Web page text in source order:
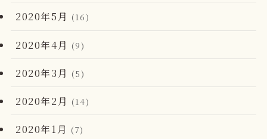
2020年5月 (16)
2020年4月 (9)
2020年3月 (5)
2020年2月 (14)
2020年1月 (7)